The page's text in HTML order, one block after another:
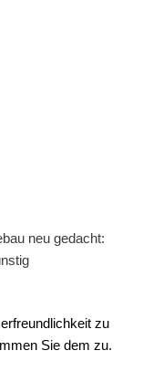
neu gedacht:
zu
Sie dem zu.